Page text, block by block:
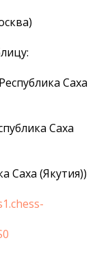
Саха
Саха
Саха (Якутия))